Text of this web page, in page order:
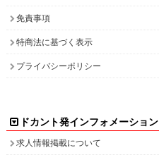
免責事項
特商法に基づく表示
プライバシーポリシー
ドカント発インフォメーション
求人情報掲載について